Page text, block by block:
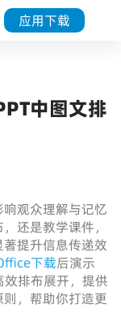
应用下载
中图文排
观众理解与记忆
还是教学课件，
提升信息传递效
下载后演示
效排布展开，提供
，帮助你打造更